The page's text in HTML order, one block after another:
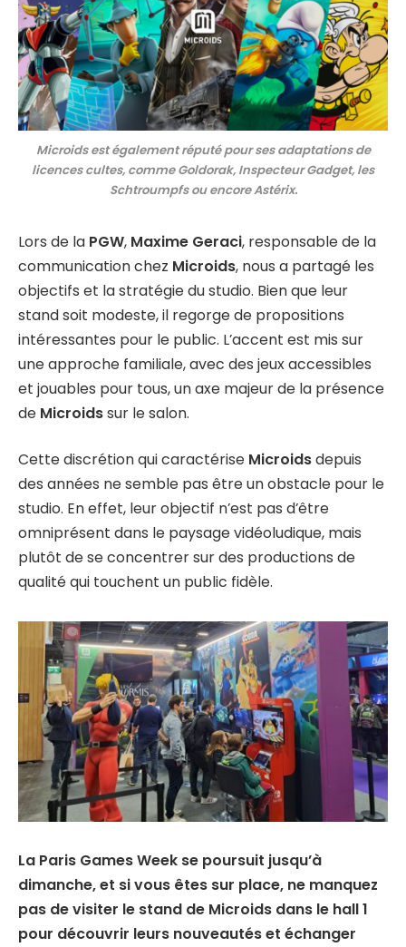
Microids est également réputé pour ses adaptations de
licences cultes, comme Goldorak, Inspecteur Gadget, les
Schtroumpfs ou encore Astérix.
Lors de la PGW, Maxime Geraci, responsable de la
communication chez Microids, nous a partagé les
objectifs et la stratégie du studio. Bien que leur
stand soit modeste, il regorge de propositions
intéressantes pour le public. L’accent est mis sur
une approche familiale, avec des jeux accessibles
et jouables pour tous, un axe majeur de la présence
de Microidssur le salon.
Cette discrétion qui caractérise Microidsdepuis
des années ne semble pas être un obstacle pour le
studio. En effet, leur objectif n’est pas d’être
omniprésent dans le paysage vidéoludique, mais
plutôt de se concentrer sur des productions de
qualité qui touchent un public fidèle.
La Paris Games Week se poursuit jusqu’à
dimanche, et si vous êtes sur place, ne manquez
pas de visiter le stand de Microids dans le hall 1
pour découvrir leurs nouveautés et échanger